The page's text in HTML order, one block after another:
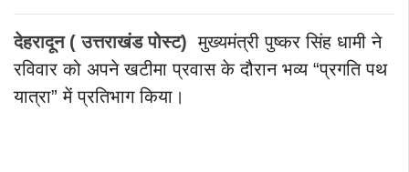
देहरादून ( उत्तराखंड पोस्ट) मुख्यमंत्री पुष्कर सिंह धामी ने
रविवार को अपने खटीमा प्रवास के दौरान भव्य “प्रगति पथ
यात्रा” में प्रतिभाग किया।